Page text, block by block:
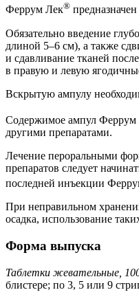
Феррум Лек®
Обязательно введение
длиной 5–6 см), а также
и сдавливание тканей
в правую и левую
Вскрытую ампулу
Содержимое ампул Феррум
другими препаратами.
Лечение пероральными
препаратов следует
последней инъекции
При неправильном
осадка, использование
Форма выпуска
Таблетки жевательные,
блистере; по 3, 5 или 9